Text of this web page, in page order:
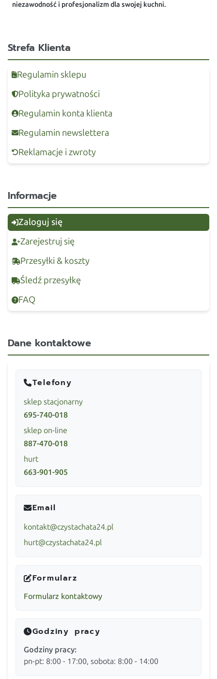
niezawodność i profesjonalizm dla swojej kuchni.
Strefa Klienta
Regulamin sklepu
Polityka prywatności
Regulamin konta klienta
Regulamin newslettera
Reklamacje i zwroty
Informacje
Zaloguj się
Zarejestruj się
Przesyłki & koszty
Śledź przesyłkę
FAQ
Dane kontaktowe
Telefony
sklep stacjonarny
695-740-018
sklep on-line
887-470-018
hurt
663-901-905
Email
kontakt@czystachata24.pl
hurt@czystachata24.pl
Formularz
Formularz kontaktowy
Godziny pracy
Godziny pracy:
pn-pt: 8:00 - 17:00, sobota: 8:00 - 14:00